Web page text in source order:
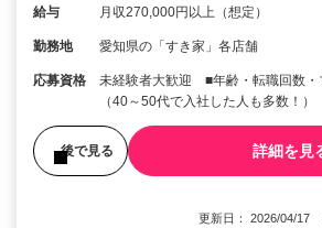
給与 月収270,000円以上（想定）
勤務地 愛知県の「すき家」各店舗
応募資格
未経験者大歓迎 ■年齢・転職回数・
（40～50代で入社した人も多数！
後で見る 詳細を見
更新日： 2026/04/17